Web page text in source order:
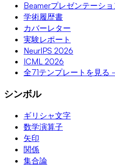
Beamerプレゼンテーショ
学術履歴書
カバーレター
実験レポート
NeurIPS 2026
ICML 2026
全71テンプレートを見る
シンボル
ギリシャ文字
数学演算子
矢印
関係
集合論